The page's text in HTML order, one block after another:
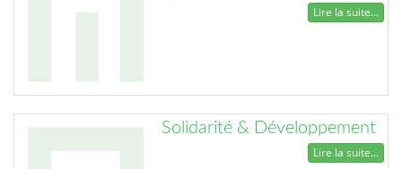
Lire la suite...
Solidarité & Développement
Lire la suite...